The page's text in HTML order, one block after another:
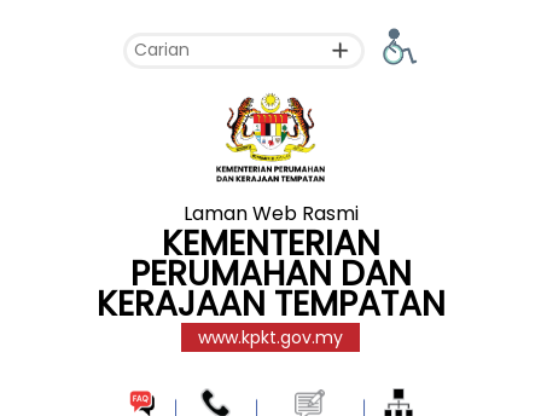
Laman Web Rasmi
KEMENTERIAN
PERUMAHAN DAN
KERAJAAN TEMPATAN
www.kpkt.gov.my